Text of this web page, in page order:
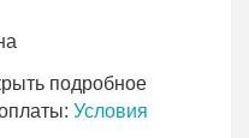
подробное
Условия